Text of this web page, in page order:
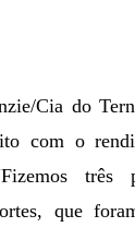
Cia do
com o
três
que